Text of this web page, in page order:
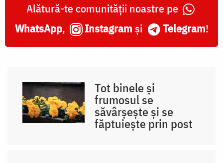
Bulgariu
Alătură-te comunității noastre pe
WhatsApp, Instagram și Telegram!
Tot binele și
frumosul se
săvârșește și se
făptuiește prin post